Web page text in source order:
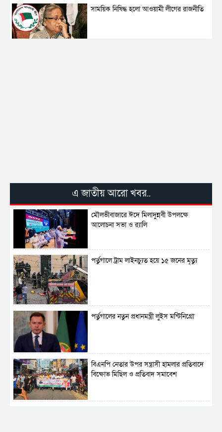
সাময়িক নিষিদ্ধ হলো আওয়ামী লীগের রাজনীতি
সার্বভৌমত্ব-স্বাধীনতা অক্ষুণ্ন রাখতে সবসময়
এ জাতীয় আরো খবর..
মৌলভীবাজারে ঈদে মিলাদুন্নবী উপলক্ষে
আলোচনা সভা ও র‍্যালি
পর্তুগালে ট্রাম লাইনচ্যুত হয়ে ১৫ জনের মৃত্যু
পর্তুগালের নতুন প্রধানমন্ত্রী লুইস মন্টিনিগ্রো
বিএনপি নেতার উপর সন্ত্রাসী হামলার প্রতিবাদে
বিক্ষোভ মিছিল ও প্রতিবাদ সমাবেশ